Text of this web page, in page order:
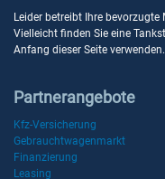
Leider betreibt Ihre
Vielleicht finden Sie eine
Anfang dieser Seite verwenden.
Partnerangebote
Kfz-Versicherung
Gebrauchtwagenmarkt
Finanzierung
Leasing